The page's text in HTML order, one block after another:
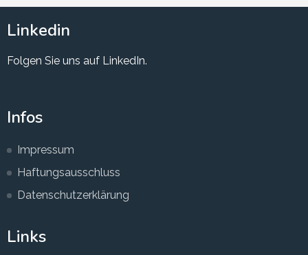
Linkedin
Folgen Sie uns auf LinkedIn.
Infos
Impressum
Haftungsausschluss
Datenschutzerklärung
Links